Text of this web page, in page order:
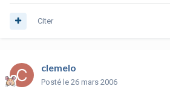
Citer
clemelo
Posté le 26 mars 2006